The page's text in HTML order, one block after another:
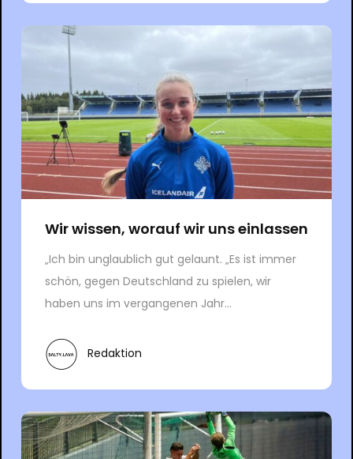
Wir wissen, worauf wir uns einlassen
„Ich bin unglaublich gut gelaunt. „Es ist immer
schön, gegen Deutschland zu spielen, wir
haben uns im vergangenen Jahr...
Redaktion